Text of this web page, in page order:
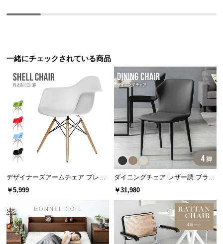
商
の
配
送
に
つ
い
て
梱
設
ー
ビ
えてくれる安心設計です。
耐荷重 約120㎏
スムーズに運べる軽量設計
一緒にチェックされている商品
デザイナーズアームチェア プレー
ンカラー
￥5,999
ダイニングチェア レザー調 ブラッ
ク脚 4脚セット 包み込むフォルム
￥31,980